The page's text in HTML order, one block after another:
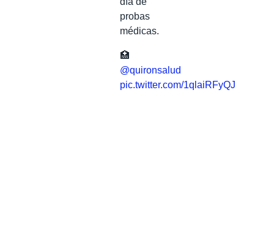
probas
médicas.
🏥
@quironsalud
pic.twitter.com/1qlaiRFyQJ